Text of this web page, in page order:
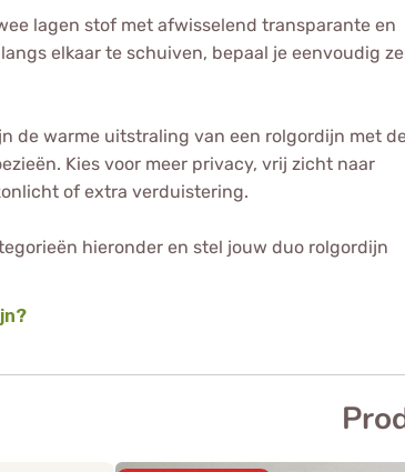
lagen stof met afwisselend transparante en
elkaar te schuiven, bepaal je eenvoudig
de warme uitstraling van een rolgordijn met
Kies voor meer privacy, vrij zicht naar
of extra verduistering.
hieronder en stel jouw duo rolgordijn